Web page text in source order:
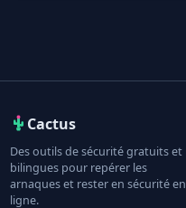
Cactus
Des outils de sécurité gratuits et
bilingues pour repérer les
arnaques et rester en sécurité en
ligne.